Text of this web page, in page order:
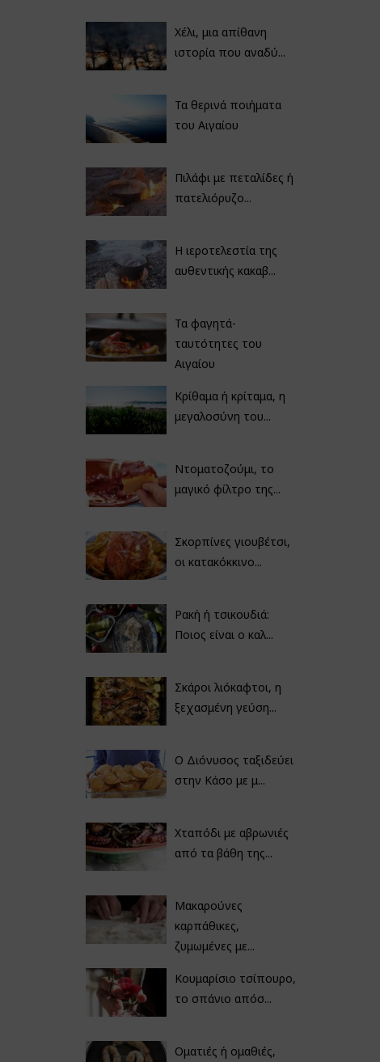
Χέλι, μια απίθανη
ιστορία που αναδύ...
Τα θερινά ποιήματα
του Αιγαίου
Πιλάφι με πεταλίδες ή
πατελιόρυζο...
Η ιεροτελεστία της
αυθεντικής κακαβ...
Τα φαγητά-
ταυτότητες του
Αιγαίου
Κρίθαμα ή κρίταμα, η
μεγαλοσύνη του...
Ντοματοζούμι, το
μαγικό φίλτρο της...
Σκορπίνες γιουβέτσι,
οι κατακόκκινο...
Ρακή ή τσικουδιά:
Ποιος είναι ο καλ...
Σκάροι λιόκαφτοι, η
ξεχασμένη γεύση...
Ο Διόνυσος ταξιδεύει
στην Κάσο με μ...
Χταπόδι με αβρωνιές
από τα βάθη της...
Μακαρούνες
καρπάθικες,
ζυμωμένες με...
Κουμαρίσιο τσίπουρο,
το σπάνιο απόσ...
Οματιές ή ομαθιές,